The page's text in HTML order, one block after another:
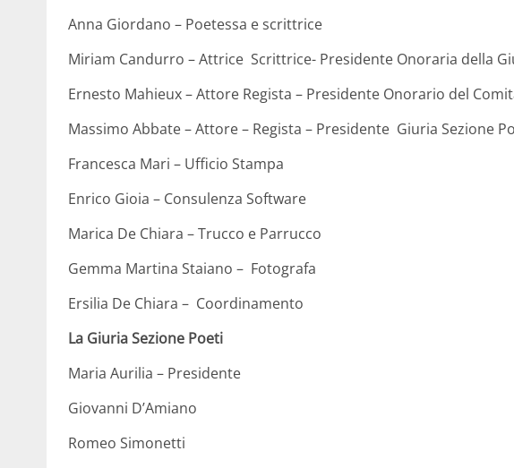
Anna Giordano – Poetessa e scrittrice
Miriam Candurro – Attrice Scrittrice- Presidente Onoraria della
Ernesto Mahieux – Attore Regista – Presidente Onorario del
Massimo Abbate – Attore – Regista – Presidente Giuria Sezione
Francesca Mari – Ufficio Stampa
Enrico Gioia – Consulenza Software
Marica De Chiara – Trucco e Parrucco
Gemma Martina Staiano – Fotografa
Ersilia De Chiara – Coordinamento
La Giuria Sezione Poeti
Maria Aurilia – Presidente
Giovanni D’Amiano
Romeo Simonetti